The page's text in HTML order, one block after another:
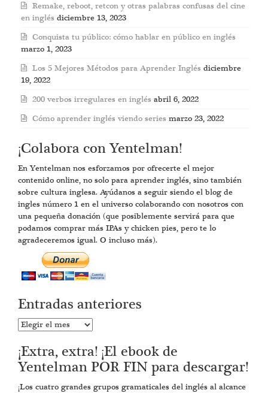
Remake, reboot, retcon y otras palabras confusas del cine
en inglés diciembre 13, 2023
Conquista tu público: cómo hablar en público en inglés
marzo 1, 2023
Los 5 Mejores Métodos para Aprender Inglés diciembre
19, 2022
200 verbos irregulares en inglés abril 6, 2022
Cómo aprender inglés viendo series marzo 23, 2022
¡Colabora con Yentelman!
En Yentelman nos esforzamos por ofrecerte el mejor
contenido online, no solo para aprender inglés, sino también
sobre cultura inglesa. Ayúdanos a seguir siendo el blog de
ingles número 1 en el universo colaborando con nosotros con
una pequeña donación (que posiblemente servirá para que
podamos comprar más IPAs y chicken pies, pero te lo
agradeceremos igual. O incluso más).
Entradas anteriores
Entradas
¡Extra, extra! ¡El ebook de
Yentelman POR FIN para descargar!
¡Los cuatro grandes grupos gramaticales del inglés al alcance